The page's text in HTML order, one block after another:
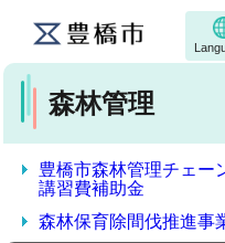
森林管理
豊橋市森林管理チェー
講習費補助金
森林保育除間伐推進事